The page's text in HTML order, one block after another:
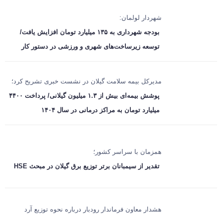
شهردار لولمان:
بودجه شهرداری به ۱۳۵ میلیارد تومان افزایش یافت/
توسعه زیرساخت‌های شهری و ورزشی در دستور کار
مدیرکل بیمه سلامت گیلان در نشست خبری تشریح کرد؛
پوشش بیمه‌ای بیش از ۱.۳ میلیون گیلانی/ پرداخت ۴۴۰۰
میلیارد تومان به مراکز درمانی در سال ۱۴۰۴
همزمان با سراسر کشور؛
تقدیر از سیمبانان برتر توزیع برق گیلان در مبحث HSE
هشدار معاون فرماندار رودبار درباره نحوه توزیع آرد